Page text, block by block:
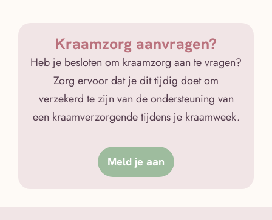
Kraamzorg aanvragen?
Heb je besloten om kraamzorg aan te vragen?
Zorg ervoor dat je dit tijdig doet om
verzekerd te zijn van de ondersteuning van
een kraamverzorgende tijdens je kraamweek.
Meld je aan